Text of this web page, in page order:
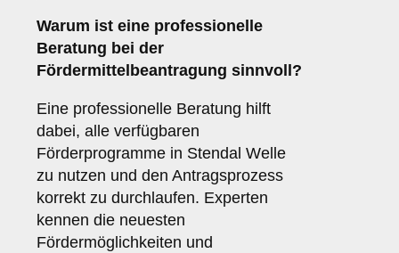
Warum ist eine professionelle
Beratung bei der
Fördermittelbeantragung sinnvoll?
Eine professionelle Beratung hilft
dabei, alle verfügbaren
Förderprogramme in Stendal Welle
zu nutzen und den Antragsprozess
korrekt zu durchlaufen. Experten
kennen die neuesten
Fördermöglichkeiten und